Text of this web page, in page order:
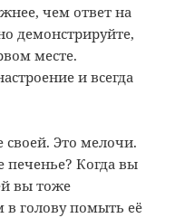
чем ответ на
демонстрируйте,
месте.
и всегда
Это мелочи.
Когда вы
вы тоже
голову помыть её